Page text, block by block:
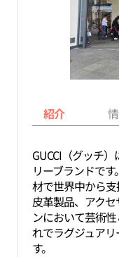
紹介
GUCCI（グッチ
リーブランドで
材で世界中から支
皮革製品、アク
ンにおいて芸術
れでラグジュア
す。